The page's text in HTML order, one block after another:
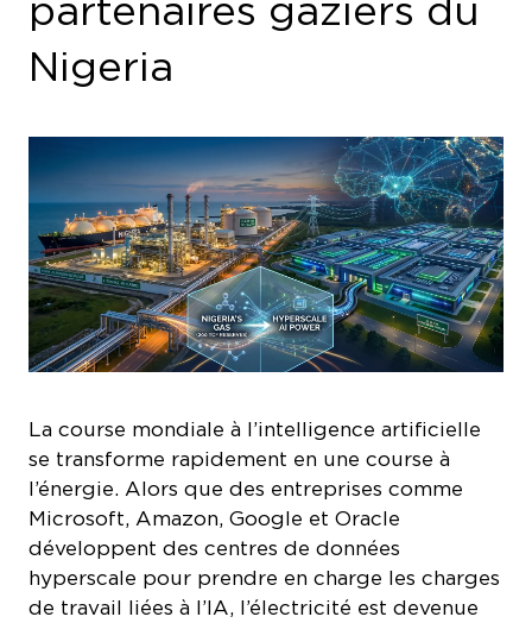
Nigeria
se transforme rapidement en une course à
l’énergie. Alors que des entreprises comme
Microsoft, Amazon, Google et Oracle
développent des centres de données
hyperscale pour prendre en charge les charges
de travail liées à l’IA, l’électricité est devenue
l’un des principaux freins du secteur. Aux